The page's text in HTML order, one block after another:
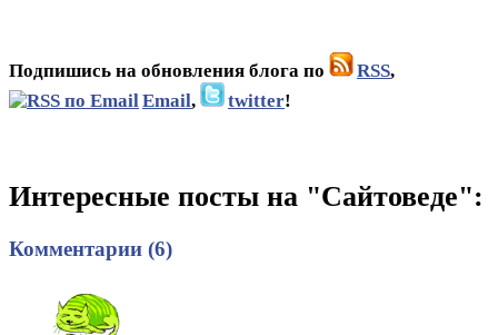
Подпишись на обновления блога по RSS,
Email, twitter!
Интересные посты на "Сайтоведе":
Комментарии (6)